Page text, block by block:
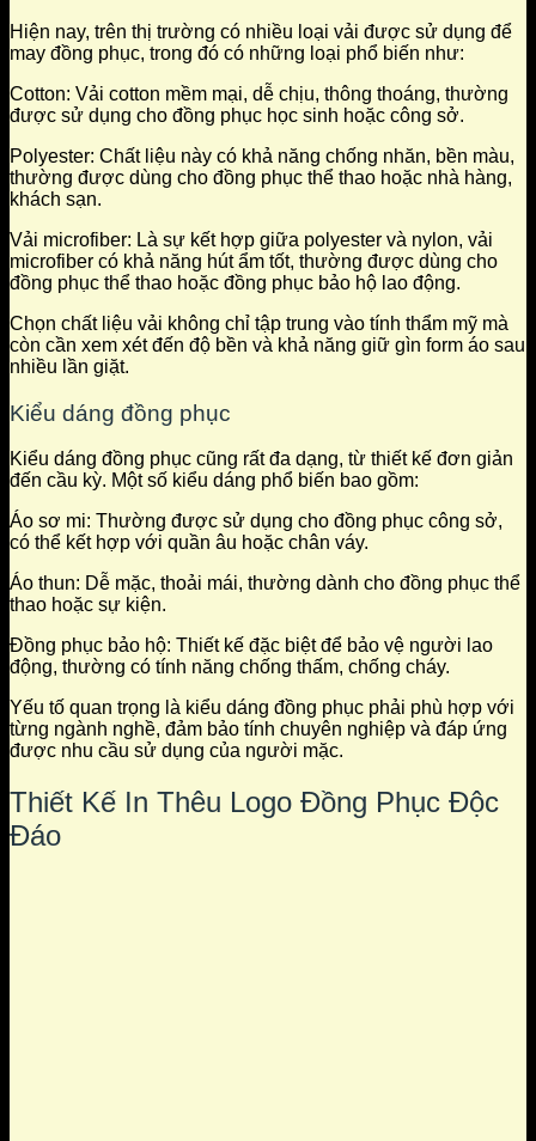
Hiện nay, trên thị trường có nhiều loại vải được sử dụng để
may đồng phục, trong đó có những loại phổ biến như:
Cotton: Vải cotton mềm mại, dễ chịu, thông thoáng, thường
được sử dụng cho đồng phục học sinh hoặc công sở.
Polyester: Chất liệu này có khả năng chống nhăn, bền màu,
thường được dùng cho đồng phục thể thao hoặc nhà hàng,
khách sạn.
Vải microfiber: Là sự kết hợp giữa polyester và nylon, vải
microfiber có khả năng hút ẩm tốt, thường được dùng cho
đồng phục thể thao hoặc đồng phục bảo hộ lao động.
Chọn chất liệu vải không chỉ tập trung vào tính thẩm mỹ mà
còn cần xem xét đến độ bền và khả năng giữ gìn form áo sau
nhiều lần giặt.
Kiểu dáng đồng phục
Kiểu dáng đồng phục cũng rất đa dạng, từ thiết kế đơn giản
đến cầu kỳ. Một số kiểu dáng phổ biến bao gồm:
Áo sơ mi: Thường được sử dụng cho đồng phục công sở,
có thể kết hợp với quần âu hoặc chân váy.
Áo thun: Dễ mặc, thoải mái, thường dành cho đồng phục thể
thao hoặc sự kiện.
Đồng phục bảo hộ: Thiết kế đặc biệt để bảo vệ người lao
động, thường có tính năng chống thấm, chống cháy.
Yếu tố quan trọng là kiểu dáng đồng phục phải phù hợp với
từng ngành nghề, đảm bảo tính chuyên nghiệp và đáp ứng
được nhu cầu sử dụng của người mặc.
Thiết Kế In Thêu Logo Đồng Phục Độc
Đáo